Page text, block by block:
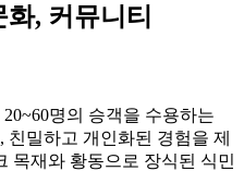
, 커뮤니티
명의 승객을 수용하는
밀하고 개인화된 경험을 제
목재와 황동으로 장식된 식민